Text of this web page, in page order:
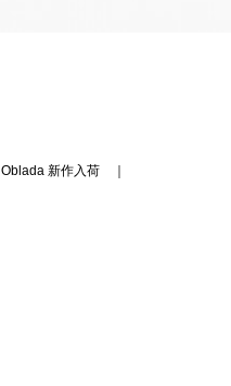
Oblada 新作入荷｜